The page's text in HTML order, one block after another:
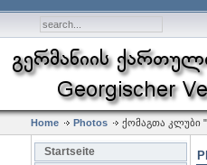
Home Photos ქომაგთა კლუბი
Startseite